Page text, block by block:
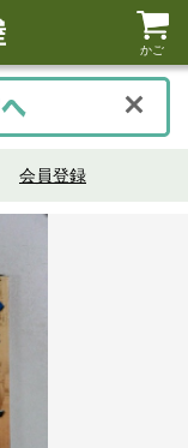
かご
会員登録